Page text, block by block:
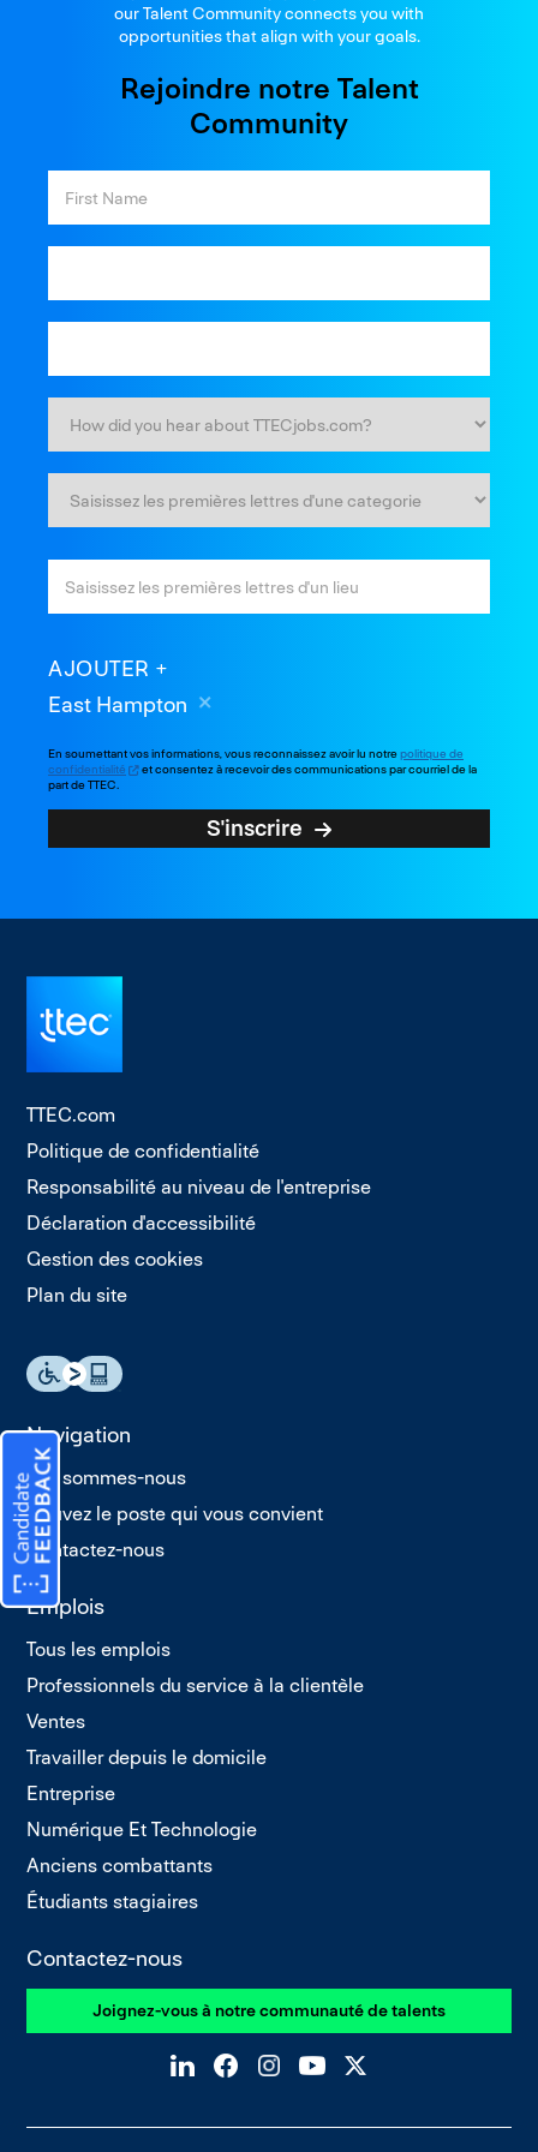
our Talent Community connects you with
opportunities that align with your goals.
Rejoindre notre Talent
Community
AJOUTER
East Hampton
En soumettant vos informations, vous reconnaissez avoir lu notrepolitique de
confidentialité
et consentez à recevoir des communications par courriel de la
part de TTEC.
S'inscrire
TTEC.com
Politique de confidentialité
Responsabilité au niveau de l'entreprise
Déclaration d'accessibilité
Gestion des cookies
Plan du site
Navigation
Qui sommes-nous
Trouvez le poste qui vous convient
Contactez-nous
Emplois
Tous les emplois
Professionnels du service à la clientèle
Ventes
Travailler depuis le domicile
Entreprise
Numérique Et Technologie
Anciens combattants
Étudiants stagiaires
Contactez-nous
Joignez-vous à notre communauté de talents